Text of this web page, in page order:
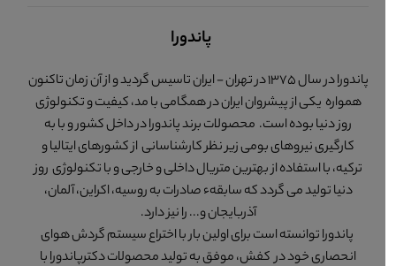
پاندورا
پاندورا در سال 1375 در تهران - ایران تاسیس گردید و از آن زمان تاکنون
همواره یکی از پیشروان ایران در همگامی با مد، کیفیت و تکنولوژی
روز دنیا بوده است. محصولات برند پاندورا در داخل کشور و با به
کارگیری نیروهای بومی زیر نظر کارشناسانی از کشورهای ایتالیا و
ترکیه، با استفاده از بهترین متریال داخلی و خارجی و با تکنولوژی روز
دنیا تولید می گردد که سابقهء صادرات به روسیه، اکراین، آلمان،
آذربایجان و... را نیز دارد.
پاندورا توانسته است برای اولین بار با اختراع سیستم گردش هوای
انحصاری خود در کفش، موفق به تولید محصولات دکترپاندورا با